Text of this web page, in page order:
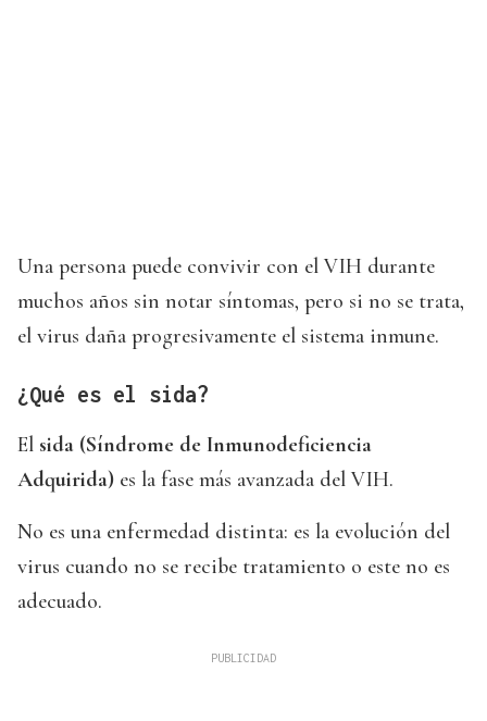
Una persona puede convivir con el VIH durante
muchos años sin notar síntomas, pero si no se trata,
el virus daña progresivamente el sistema inmune.
¿Qué es el sida?
El sida (Síndrome de Inmunodeficiencia
Adquirida) es la fase más avanzada del VIH.
No es una enfermedad distinta: es la evolución del
virus cuando no se recibe tratamiento o este no es
adecuado.